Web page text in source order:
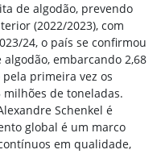
de algodão, prevendo
(2022/2023), com
24, o país se confirmou
embarcando 2,68
primeira vez os
milhões de toneladas.
Schenkel é
global é um marco
em qualidade,